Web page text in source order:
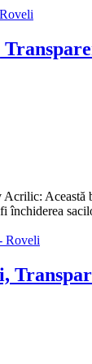
Această
închiderea